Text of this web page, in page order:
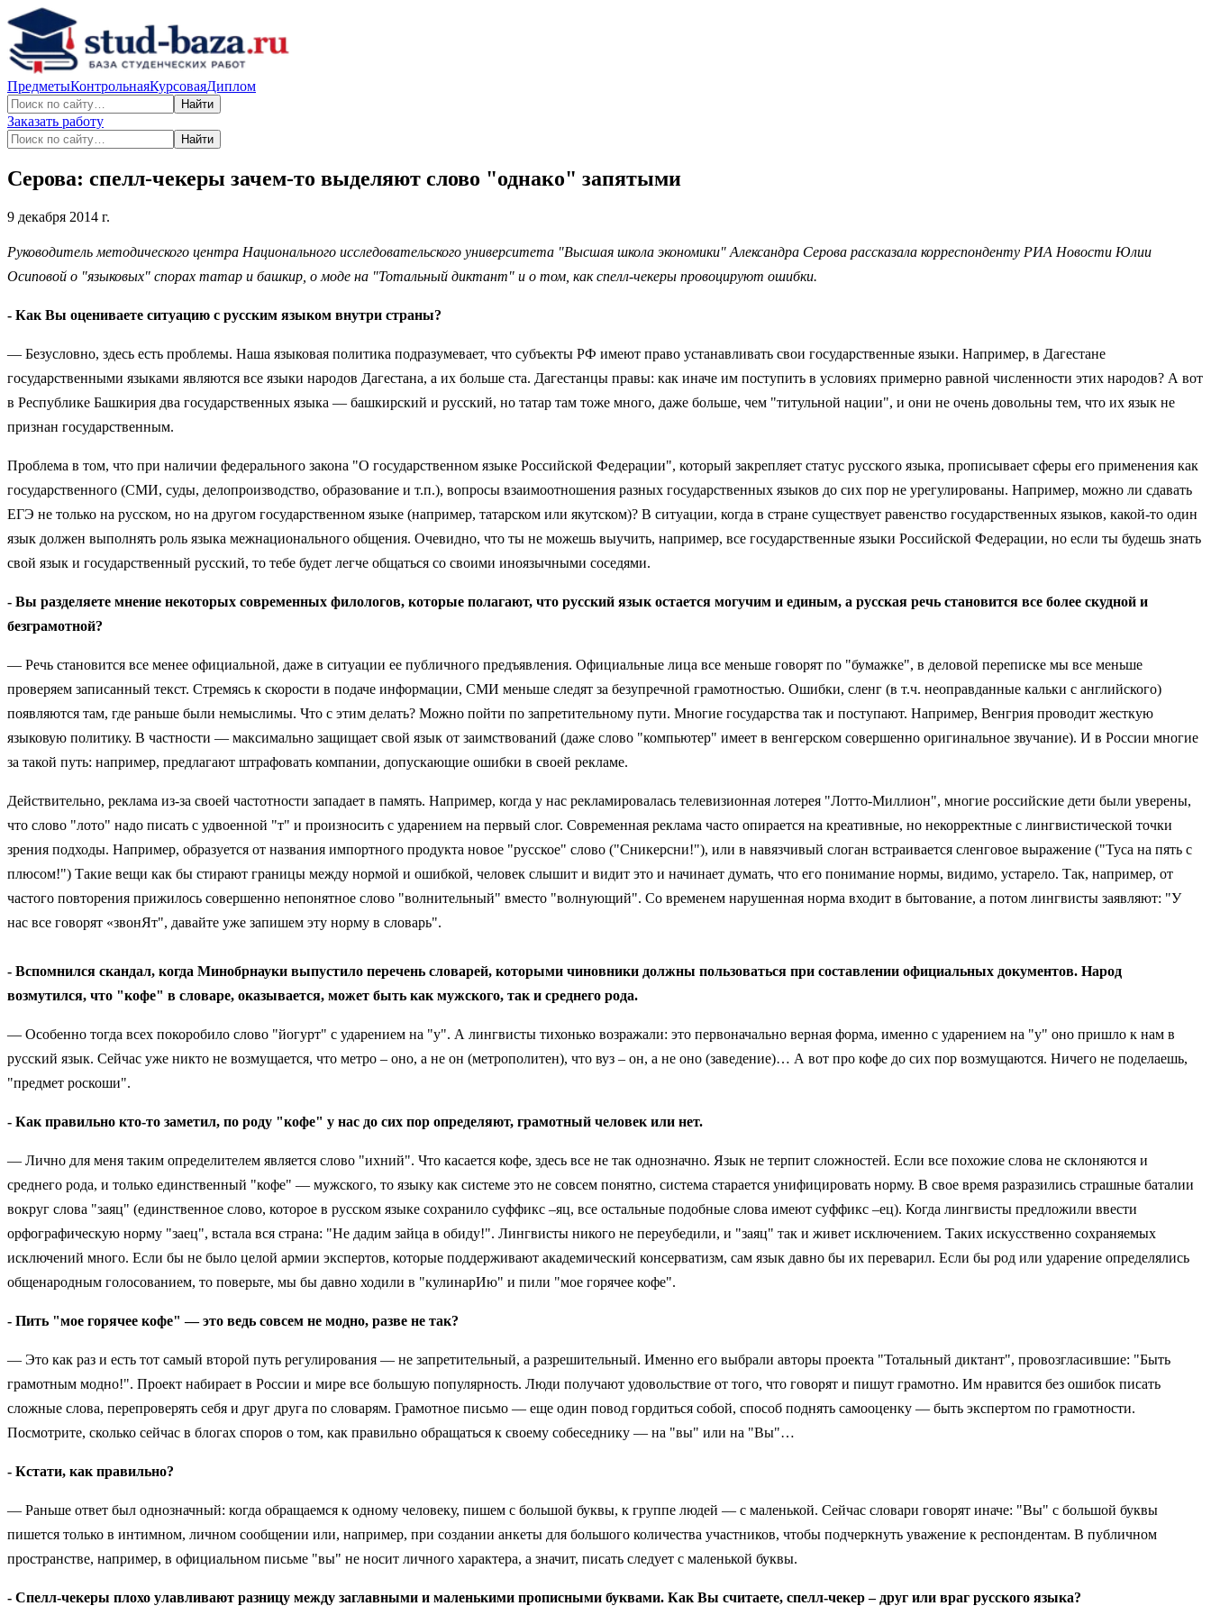
ПредметыКонтрольнаяКурсоваяДиплом
Найти
Заказать работу
Найти
Серова: спелл-чекеры зачем-то выделяют слово "однако" запятыми
9 декабря 2014 г.
Руководитель методического центра Национального исследовательского университета "Высшая школа экономики" Александра Серова рассказала корреспонденту РИА Новости Юлии
Осиповой о "языковых" спорах татар и башкир, о моде на "Тотальный диктант" и о том, как спелл-чекеры провоцируют ошибки.
- Как Вы оцениваете ситуацию с русским языком внутри страны?
— Безусловно, здесь есть проблемы. Наша языковая политика подразумевает, что субъекты РФ имеют право устанавливать свои государственные языки. Например, в Дагестане
государственными языками являются все языки народов Дагестана, а их больше ста. Дагестанцы правы: как иначе им поступить в условиях примерно равной численности этих народов? А вот
в Республике Башкирия два государственных языка — башкирский и русский, но татар там тоже много, даже больше, чем "титульной нации", и они не очень довольны тем, что их язык не
признан государственным.
Проблема в том, что при наличии федерального закона "О государственном языке Российской Федерации", который закрепляет статус русского языка, прописывает сферы его применения как
государственного (СМИ, суды, делопроизводство, образование и т.п.), вопросы взаимоотношения разных государственных языков до сих пор не урегулированы. Например, можно ли сдавать
ЕГЭ не только на русском, но на другом государственном языке (например, татарском или якутском)? В ситуации, когда в стране существует равенство государственных языков, какой-то один
язык должен выполнять роль языка межнационального общения. Очевидно, что ты не можешь выучить, например, все государственные языки Российской Федерации, но если ты будешь знать
свой язык и государственный русский, то тебе будет легче общаться со своими иноязычными соседями.
- Вы разделяете мнение некоторых современных филологов, которые полагают, что русский язык остается могучим и единым, а русская речь становится все более скудной и
безграмотной?
— Речь становится все менее официальной, даже в ситуации ее публичного предъявления. Официальные лица все меньше говорят по "бумажке", в деловой переписке мы все меньше
проверяем записанный текст. Стремясь к скорости в подаче информации, СМИ меньше следят за безупречной грамотностью. Ошибки, сленг (в т.ч. неоправданные кальки с английского)
появляются там, где раньше были немыслимы. Что с этим делать? Можно пойти по запретительному пути. Многие государства так и поступают. Например, Венгрия проводит жесткую
языковую политику. В частности — максимально защищает свой язык от заимствований (даже слово "компьютер" имеет в венгерском совершенно оригинальное звучание). И в России многие
за такой путь: например, предлагают штрафовать компании, допускающие ошибки в своей рекламе.
Действительно, реклама из-за своей частотности западает в память. Например, когда у нас рекламировалась телевизионная лотерея "Лотто-Миллион", многие российские дети были уверены,
что слово "лото" надо писать с удвоенной "т" и произносить с ударением на первый слог. Современная реклама часто опирается на креативные, но некорректные с лингвистической точки
зрения подходы. Например, образуется от названия импортного продукта новое "русское" слово ("Сникерсни!"), или в навязчивый слоган встраивается сленговое выражение ("Туса на пять с
плюсом!") Такие вещи как бы стирают границы между нормой и ошибкой, человек слышит и видит это и начинает думать, что его понимание нормы, видимо, устарело. Так, например, от
частого повторения прижилось совершенно непонятное слово "волнительный" вместо "волнующий". Со временем нарушенная норма входит в бытование, а потом лингвисты заявляют: "У
нас все говорят «звонЯт", давайте уже запишем эту норму в словарь".
- Вспомнился скандал, когда Минобрнауки выпустило перечень словарей, которыми чиновники должны пользоваться при составлении официальных документов. Народ
возмутился, что "кофе" в словаре, оказывается, может быть как мужского, так и среднего рода.
— Особенно тогда всех покоробило слово "йогурт" с ударением на "у". А лингвисты тихонько возражали: это первоначально верная форма, именно с ударением на "у" оно пришло к нам в
русский язык. Сейчас уже никто не возмущается, что метро – оно, а не он (метрополитен), что вуз – он, а не оно (заведение)… А вот про кофе до сих пор возмущаются. Ничего не поделаешь,
"предмет роскоши".
- Как правильно кто-то заметил, по роду "кофе" у нас до сих пор определяют, грамотный человек или нет.
— Лично для меня таким определителем является слово "ихний". Что касается кофе, здесь все не так однозначно. Язык не терпит сложностей. Если все похожие слова не склоняются и
среднего рода, и только единственный "кофе" — мужского, то языку как системе это не совсем понятно, система старается унифицировать норму. В свое время разразились страшные баталии
вокруг слова "заяц" (единственное слово, которое в русском языке сохранило суффикс –яц, все остальные подобные слова имеют суффикс –ец). Когда лингвисты предложили ввести
орфографическую норму "заец", встала вся страна: "Не дадим зайца в обиду!". Лингвисты никого не переубедили, и "заяц" так и живет исключением. Таких искусственно сохраняемых
исключений много. Если бы не было целой армии экспертов, которые поддерживают академический консерватизм, сам язык давно бы их переварил. Если бы род или ударение определялись
общенародным голосованием, то поверьте, мы бы давно ходили в "кулинарИю" и пили "мое горячее кофе".
- Пить "мое горячее кофе" — это ведь совсем не модно, разве не так?
— Это как раз и есть тот самый второй путь регулирования — не запретительный, а разрешительный. Именно его выбрали авторы проекта "Тотальный диктант", провозгласившие: "Быть
грамотным модно!". Проект набирает в России и мире все большую популярность. Люди получают удовольствие от того, что говорят и пишут грамотно. Им нравится без ошибок писать
сложные слова, перепроверять себя и друг друга по словарям. Грамотное письмо — еще один повод гордиться собой, способ поднять самооценку — быть экспертом по грамотности.
Посмотрите, сколько сейчас в блогах споров о том, как правильно обращаться к своему собеседнику — на "вы" или на "Вы"…
- Кстати, как правильно?
— Раньше ответ был однозначный: когда обращаемся к одному человеку, пишем с большой буквы, к группе людей — с маленькой. Сейчас словари говорят иначе: "Вы" с большой буквы
пишется только в интимном, личном сообщении или, например, при создании анкеты для большого количества участников, чтобы подчеркнуть уважение к респондентам. В публичном
пространстве, например, в официальном письме "вы" не носит личного характера, а значит, писать следует с маленькой буквы.
- Спелл-чекеры плохо улавливают разницу между заглавными и маленькими прописными буквами. Как Вы считаете, спелл-чекер – друг или враг русского языка?